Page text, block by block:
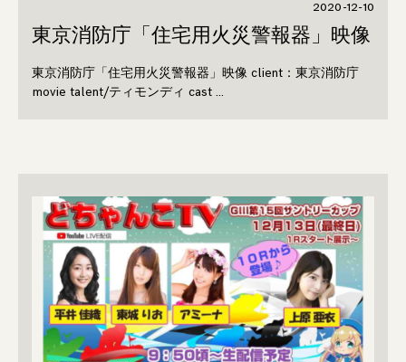
2020-12-10
東京消防庁「住宅用火災警報器」映像
東京消防庁「住宅用火災警報器」映像 client：東京消防庁
movie talent/ティモンディ cast …